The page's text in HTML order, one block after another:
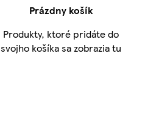
Prázdny košík
Produkty, ktoré pridáte do
svojho košíka sa zobrazia tu